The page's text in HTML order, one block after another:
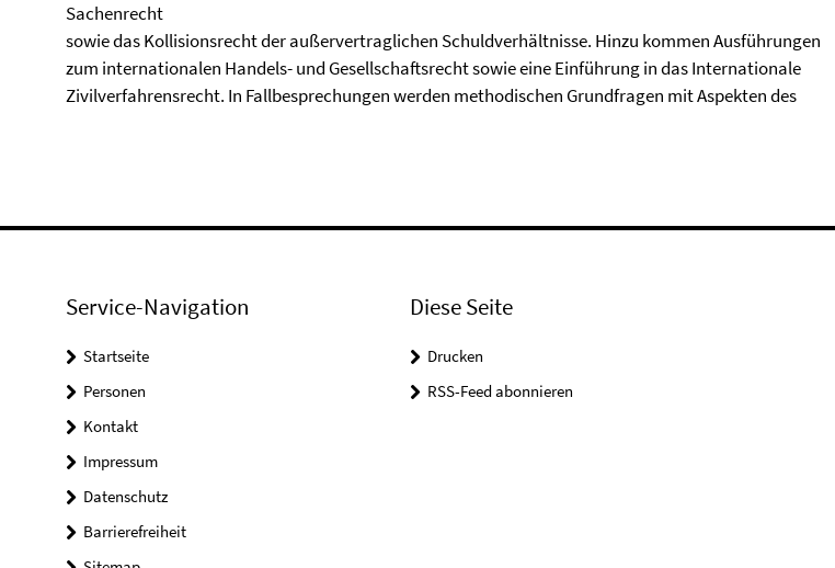
Sachenrecht
sowie das Kollisionsrecht der außervertraglichen Schuldverhältnisse. Hinzu kommen Ausführungen
zum internationalen Handels- und Gesellschaftsrecht sowie eine Einführung in das Internationale
Zivilverfahrensrecht. In Fallbesprechungen werden methodischen Grundfragen mit Aspekten des
Service-Navigation
Startseite
Personen
Kontakt
Impressum
Datenschutz
Barrierefreiheit
Diese Seite
Drucken
RSS-Feed abonnieren